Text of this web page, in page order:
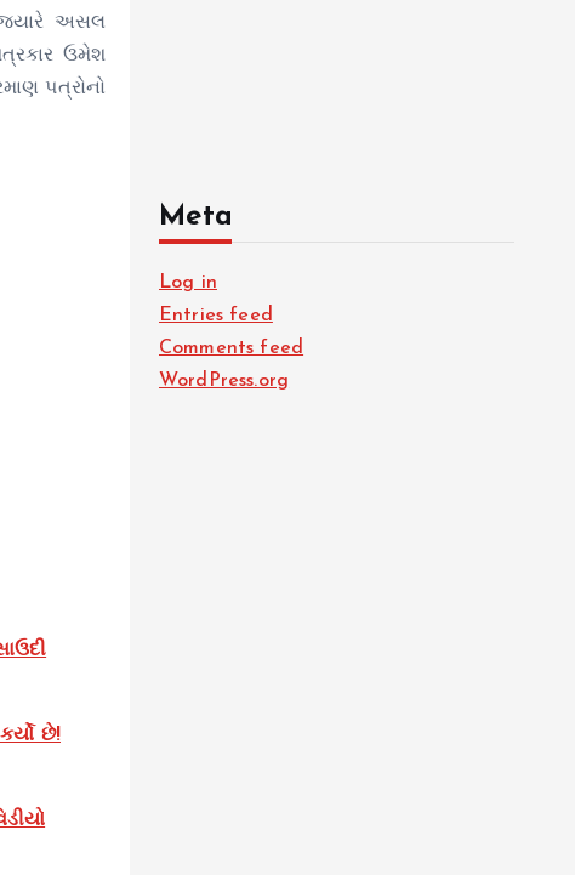
જયારે અસલ
ઉમેશ
પત્રોનો
છે!
Meta
Log in
Entries feed
Comments feed
WordPress.org